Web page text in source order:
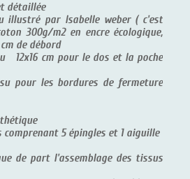
détaillée
illustré par Isabelle weber ( c'est
300g/m2 en encre écologique,
de débord
12x16 cm pour le dos et la poche
pour les bordures de fermeture
comprenant 5 épingles et 1 aiguille
de part l'assemblage des tissus